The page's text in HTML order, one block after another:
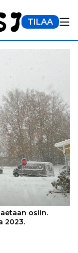
TILAA
osiin.
2023.